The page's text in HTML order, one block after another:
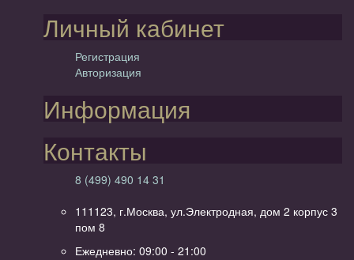
Личный кабинет
Регистрация
Авторизация
Информация
Контакты
8 (499) 490 14 31
111123, г.Москва, ул.Электродная, дом 2 корпус 3
пом 8
Ежедневно: 09:00 - 21:00